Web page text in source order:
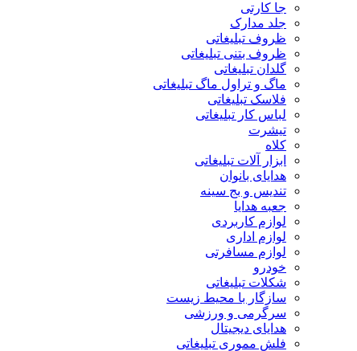
جا کارتی
جلد مدارک
ظروف تبلیغاتی
ظروف بتنی تبلیغاتی
گلدان تبلیغاتی
ماگ و تراول ماگ تبلیغاتی
فلاسک تبلیغاتی
لباس کار تبلیغاتی
تیشرت
کلاه
ابزار آلات تبلیغاتی
هدایای بانوان
تندیس و بج سینه
جعبه هدایا
لوازم کاربردی
لوازم اداری
لوازم مسافرتی
خودرو
شکلات تبلیغاتی
سازگار با محیط زیست
سرگرمی و ورزشی
هدایای دیجیتال
فلش مموری تبلیغاتی